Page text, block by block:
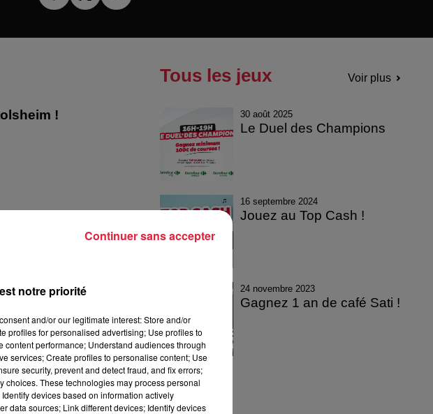
!
Tous les jeux Voir plus
30 août 2025
Le Duel des Champions
16 septembre 2024
Jouez au Top Cash !
24 novembre 2023
Gagnez 1 an de café Sati !
notre priorité
and/or our legitimate interest: Store and/or
profiles for personalised advertising; Use profiles to
performance; Understand audiences through
services; Create profiles to personalise content; Use
security, prevent and detect fraud, and fix errors;
These technologies may process personal
devices based on information actively
data sources; Link different devices; Identify devices
Continuer sans accepter